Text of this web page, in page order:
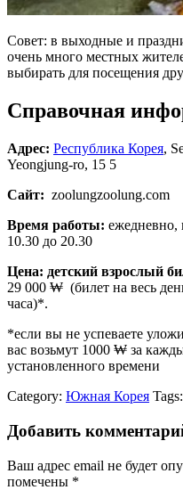
Совет: в выходные и
очень много местных
выбирать для посещения
Справочная
Адрес: Республика Корея,
Yeongjung-ro, 15 5
Сайт: zoolungzoolung.com
Время работы: ежедневно,
10.30 до 20.30
Цена: детский взрослый
29 000 ₩ (билет на весь
часа)*.
*если вы не успеваете
вас возьмут 1000 ₩ за
установленного времени
Category: Южная Корея Tags:
Добавить
Ваш адрес email не будет
помечены *